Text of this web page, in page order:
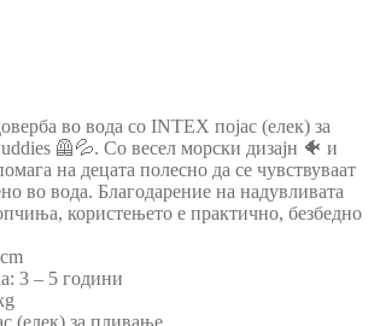
во вода со INTEX појас (елек) за
🦺💦. Со весел морски дизајн 🐠 и
на децата полесно да се чувствуваат
во вода. Благодарение на надувливата
користењето е практично, безбедно
3 – 5 години
(елек) за пливање